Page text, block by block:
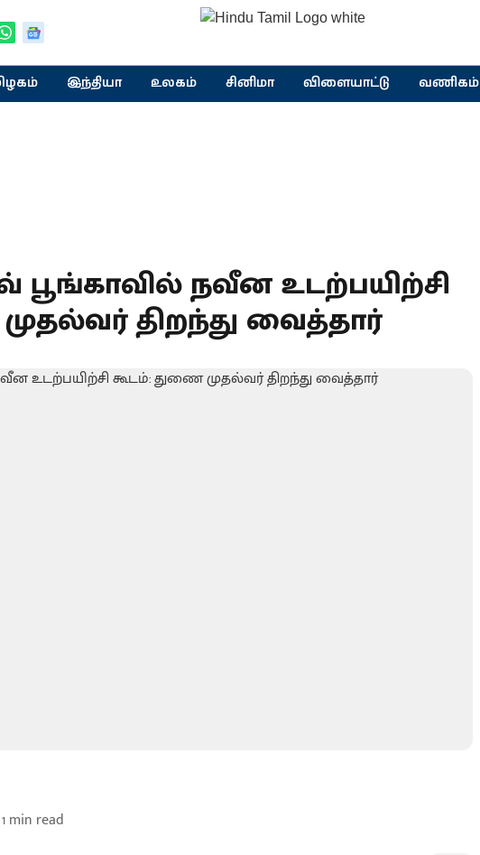
இந்தியா உலகம் சினிமா விளையாட்டு வணிகம்
பூங்​கா​வில் நவீன உடற்​ப​யிற்சி
திறந்​து​ வைத்​தார்
1min read